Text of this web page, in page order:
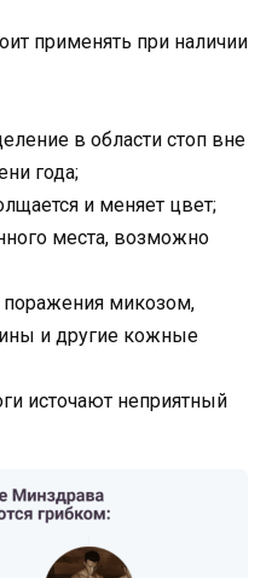
применять при наличии
в области стоп вне
года;
и меняет цвет;
места, возможно
поражения микозом,
и другие кожные
источают неприятный